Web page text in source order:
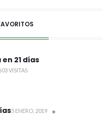
21 días
VISITAS
5 ENERO, 2019